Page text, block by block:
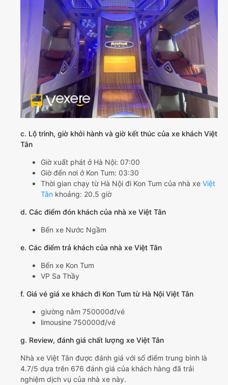
c. Lộ trình, giờ khởi hành và giờ kết thúc của xe khách Việt
Tân
Giờ xuất phát ở Hà Nội: 07:00
Giờ đến nơi ở Kon Tum: 03:30
Thời gian chạy từ Hà Nội đi Kon Tum của nhà xe Việt
Tân khoảng: 20.5 giờ
d. Các điểm đón khách của nhà xe Việt Tân
Bến xe Nước Ngầm
e. Các điểm trả khách của nhà xe Việt Tân
Bến xe Kon Tum
VP Sa Thầy
f. Giá vé giá xe khách đi Kon Tum từ Hà Nội Việt Tân
giường nằm 750000đ/vé
limousine 750000đ/vé
g. Review, đánh giá chất lượng xe Việt Tân
Nhà xe Việt Tân được đánh giá với số điểm trung bình là
4.7/5 dựa trên 676 đánh giá của khách hàng đã trải
nghiệm dịch vụ của nhà xe này.